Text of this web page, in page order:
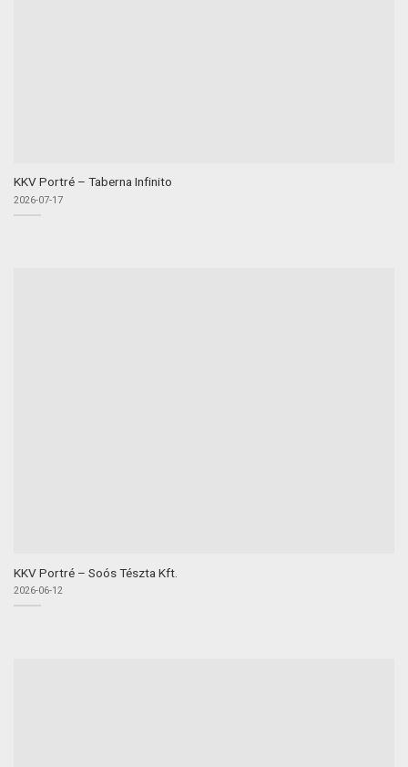
KKV Portré – Taberna Infinito
2026-07-17
KKV Portré – Soós Tészta Kft.
2026-06-12